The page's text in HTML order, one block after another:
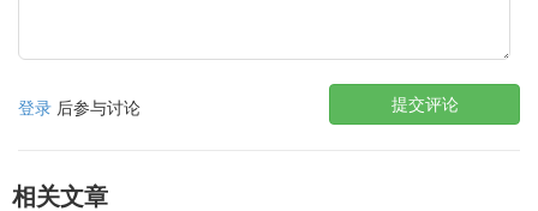
登录 后参与讨论 提交评论
相关文章